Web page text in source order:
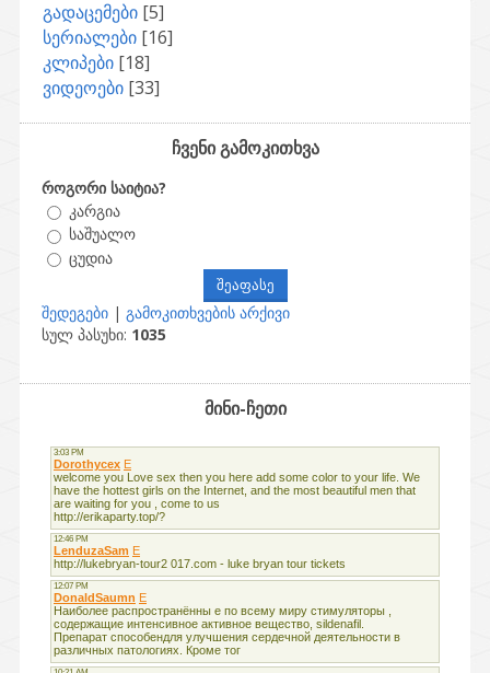
გადაცემები [5]
სერიალები [16]
კლიპები [18]
ვიდეოები [33]
ჩვენი გამოკითხვა
როგორი საიტია?
კარგია
საშუალო
ცუდია
შედეგები | გამოკითხვების არქივი
სულ პასუხი: 1035
მინი-ჩეთი